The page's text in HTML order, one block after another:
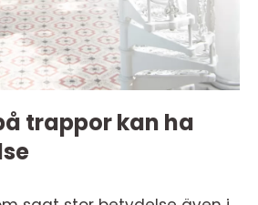
trappor kan ha